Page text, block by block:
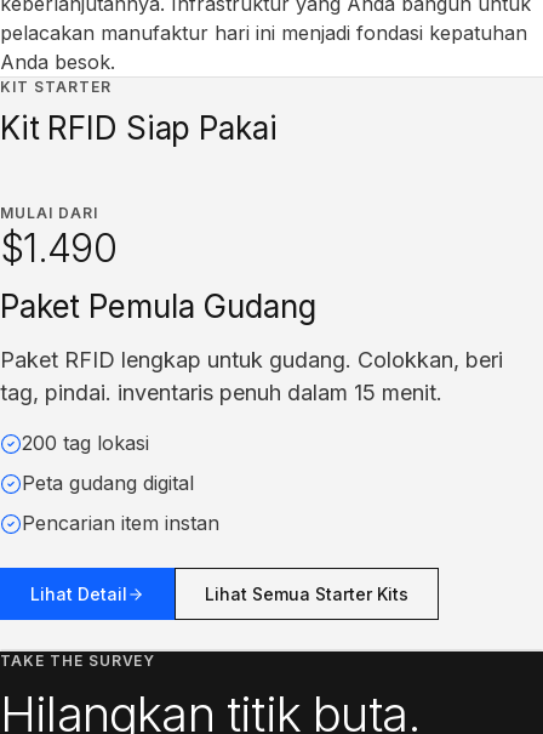
pelacakan manufaktur hari ini menjadi fondasi kepatuhan
Anda besok.
KIT STARTER
Kit RFID Siap Pakai
MULAI DARI
$1.490
Paket Pemula Gudang
Paket RFID lengkap untuk gudang. Colokkan, beri
tag, pindai. inventaris penuh dalam 15 menit.
200 tag lokasi
Peta gudang digital
Pencarian item instan
Lihat Detail Lihat Semua Starter Kits
TAKE THE SURVEY
Hilangkan titik buta.